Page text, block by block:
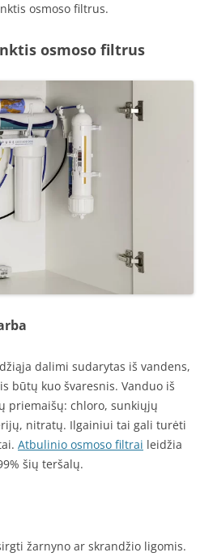
osmoso filtrus.
osmoso filtrus
dalimi sudarytas iš vandens,
būtų kuo švaresnis. Vanduo iš
priemaišų: chloro, sunkiųjų
nitratų. Ilgainiui tai gali turėti
Atbulinio osmoso filtrai leidžia
šių teršalų.
žarnyno ar skrandžio ligomis.